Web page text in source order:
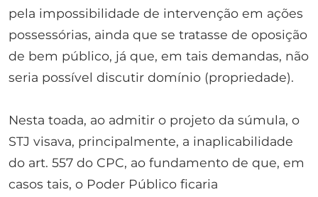
pela impossibilidade de intervenção em ações
possessórias, ainda que se tratasse de oposição
de bem público, já que, em tais demandas, não
seria possível discutir domínio (propriedade).
Nesta toada, ao admitir o projeto da súmula, o
STJ visava, principalmente, a inaplicabilidade
do art. 557 do CPC, ao fundamento de que, em
casos tais, o Poder Público ficaria